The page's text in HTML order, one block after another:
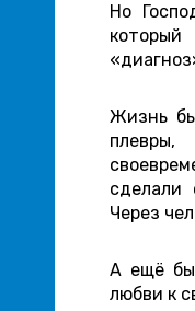
Но
Жизнь
плевры,
сделали
Через
А ещё
любви к